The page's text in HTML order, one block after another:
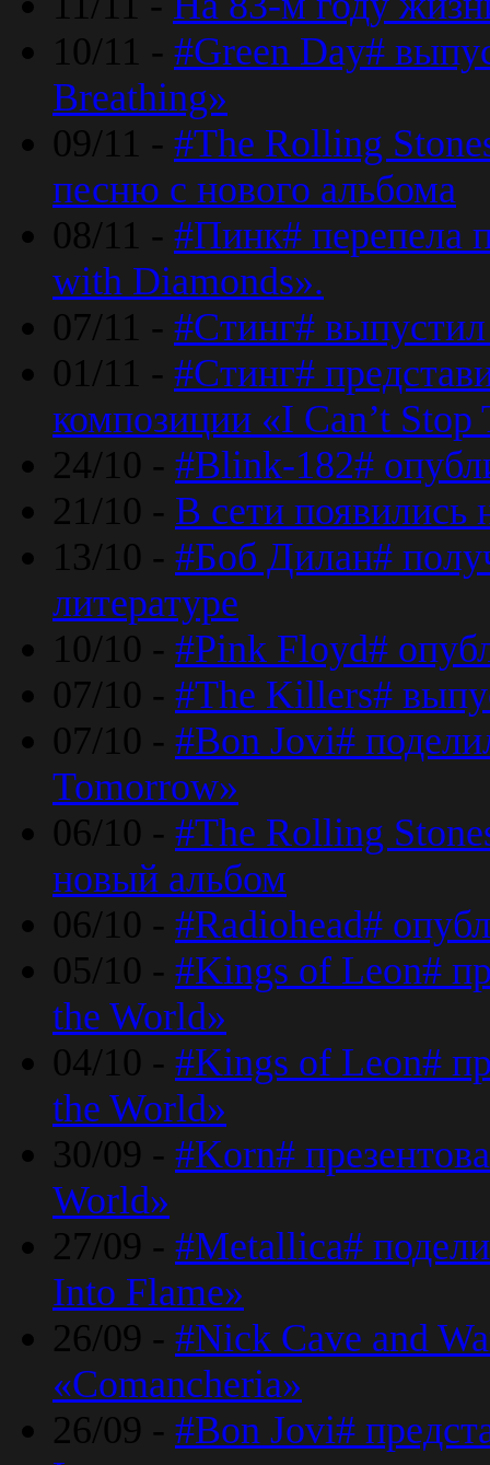
10/11 - #Green Day#
Breathing»
09/11 - #The Rolling
песню с нового альбома
08/11 - #Пинк# перепела
with Diamonds».
07/11 - #Стинг#
01/11 - #Стинг#
композиции «I Can’t
24/10 - #Blink-182#
21/10 - В сети появились
13/10 - #Боб Дилан#
литературе
10/10 - #Pink Floyd#
07/10 - #The Killers#
07/10 - #Bon Jovi#
Tomorrow»
06/10 - #The Rolling
новый альбом
06/10 - #Radiohead#
05/10 - #Kings of Leon#
the World»
04/10 - #Kings of Leon#
the World»
30/09 - #Korn#
World»
27/09 - #Metallica#
Into Flame»
26/09 - #Nick Cave and
«Comancheria»
26/09 - #Bon Jovi#